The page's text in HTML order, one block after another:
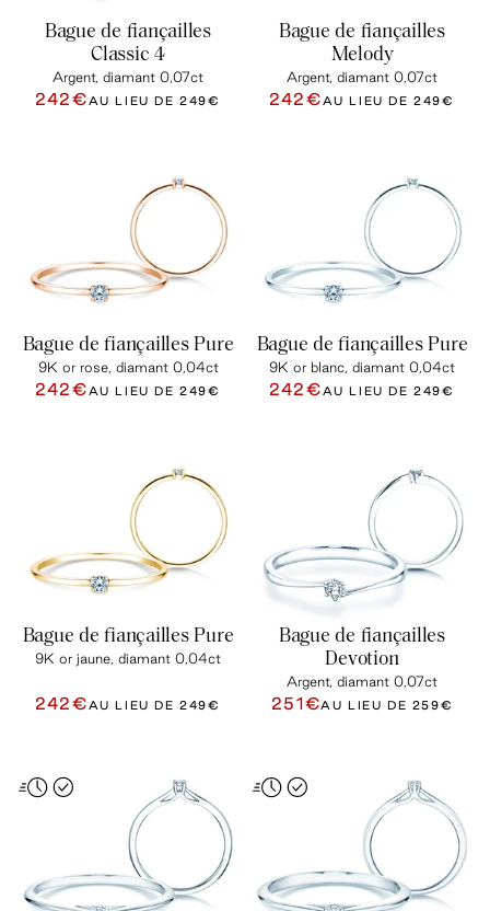
Bague de fiançailles
Classic 4
Argent, diamant 0,07ct
242€AU LIEU DE249€
Bague de fiançailles
Melody
Argent, diamant 0,07ct
242€AU LIEU DE249€
Bague de fiançailles Pure
9K or rose, diamant 0,04ct
242€AU LIEU DE249€
Bague de fiançailles Pure
9K or blanc, diamant 0,04ct
242€AU LIEU DE249€
Bague de fiançailles Pure
9K or jaune, diamant 0,04ct
242€AU LIEU DE249€
Bague de fiançailles
Devotion
Argent, diamant 0,07ct
251€AU LIEU DE 259€